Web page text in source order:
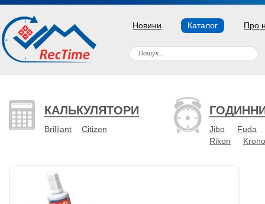
Новини Каталог Про
КАЛЬКУЛЯТОРИ
Brilliant Citizen Jibo
Fuda
Rikon